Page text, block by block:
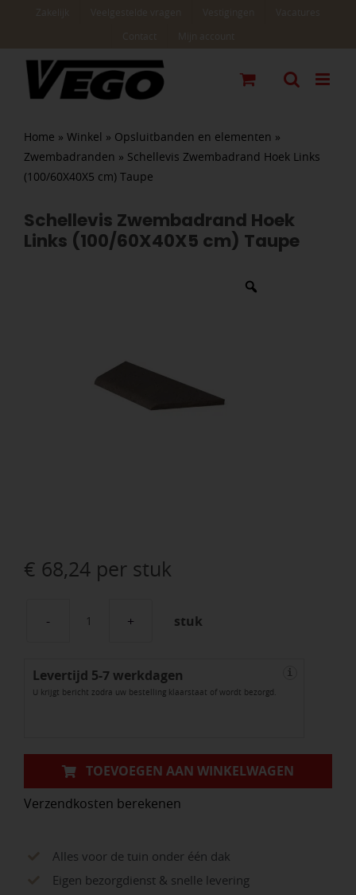
Home » Winkel » Opsluitbanden en elementen »
Zwembadranden » Schellevis Zwembadrand Hoek Links
(100/60X40X5 cm) Taupe
Schellevis Zwembadrand Hoek
Links (100/60X40X5 cm) Taupe
€ 68,24per stuk
Schellevis
Hoek
Links
Taupe
aantal
stuk
Levertijd 5-7 werkdagen
U krijgt bericht zodra uw bestelling klaarstaat of wordt bezorgd.
i
TOEVOEGEN AAN WINKELWAGEN
Verzendkosten berekenen
Alles voor de tuin onder één dak
Eigen bezorgdienst & snelle levering